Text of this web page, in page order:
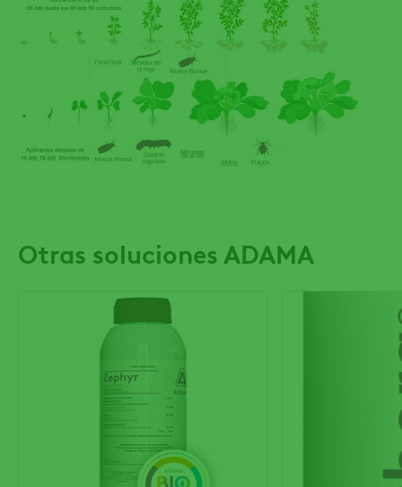
Otras soluciones ADAMA